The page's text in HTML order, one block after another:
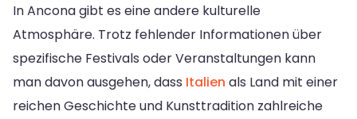
In Ancona gibt es eine andere kulturelle
Atmosphäre. Trotz fehlender Informationen über
spezifische Festivals oder Veranstaltungen kann
man davon ausgehen, dass Italien als Land mit einer
reichen Geschichte und Kunsttradition zahlreiche